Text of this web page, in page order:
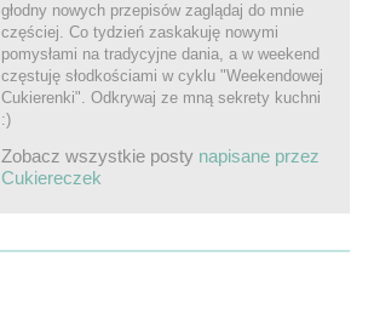
głodny nowych przepisów zaglądaj do mnie
częściej. Co tydzień zaskakuję nowymi
pomysłami na tradycyjne dania, a w weekend
częstuję słodkościami w cyklu "Weekendowej
Cukierenki". Odkrywaj ze mną sekrety kuchni
:)
Zobacz wszystkie posty napisane przez
Cukiereczek